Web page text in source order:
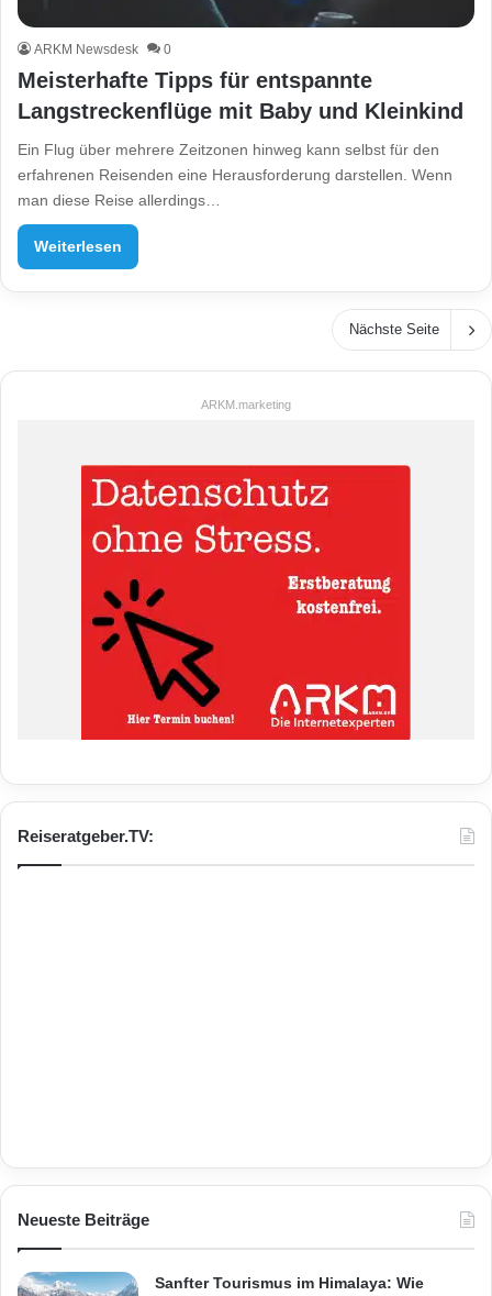
ARKM Newsdesk 0
Meisterhafte Tipps für entspannte
Langstreckenflüge mit Baby und Kleinkind
Ein Flug über mehrere Zeitzonen hinweg kann selbst für den
erfahrenen Reisenden eine Herausforderung darstellen. Wenn
man diese Reise allerdings…
Weiterlesen
Nächste Seite
ARKM.marketing
Reiseratgeber.TV:
Neueste Beiträge
Sanfter Tourismus im Himalaya: Wie